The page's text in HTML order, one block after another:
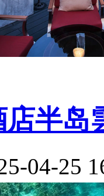
半岛
04-25